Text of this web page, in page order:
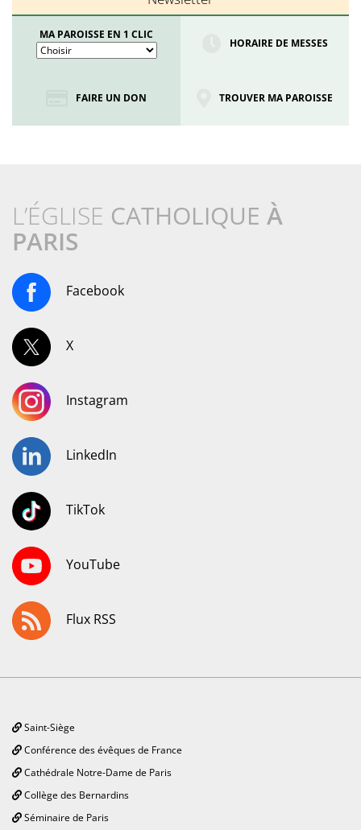
MA PAROISSE EN 1 CLIC
HORAIRE DE MESSES
FAIRE UN DON TROUVER MA PAROISSE
L’ÉGLISE CATHOLIQUE À
PARIS
Facebook
X
Instagram
LinkedIn
TikTok
YouTube
Flux RSS
Saint-Siège
Conférence des évêques de France
Cathédrale Notre-Dame de Paris
Collège des Bernardins
Séminaire de Paris